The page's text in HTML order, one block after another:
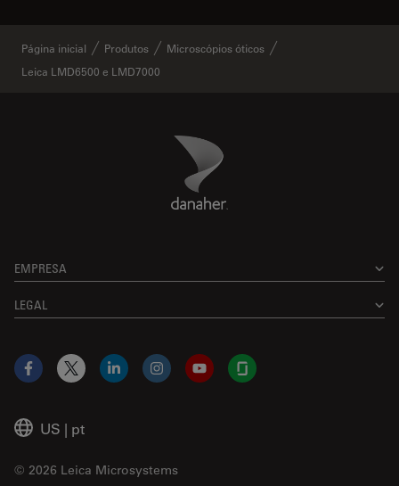
Página inicial Produtos
Microscópios óticos
Leica LMD6500 e LMD7000
Danaher Logo
EMPRESA
LEGAL
US | pt
© 2026 Leica Microsystems
Facebook
X LinkedInInstagramYouTubeGlassdoor